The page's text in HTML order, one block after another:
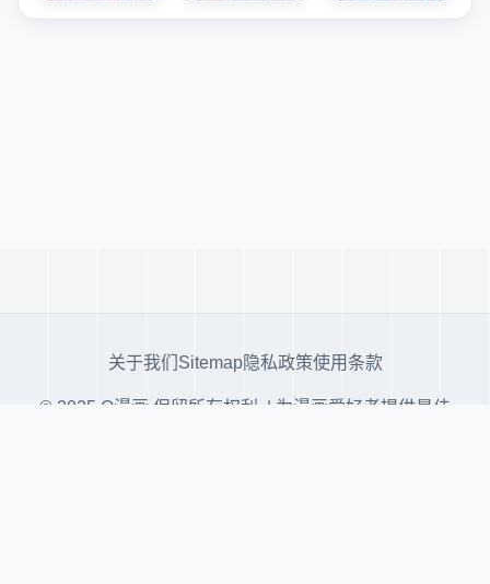
关于我们 Sitemap隐私政策使用条款
© 2025 Q漫画 保留所有权利. | 为漫画爱好者提供最佳